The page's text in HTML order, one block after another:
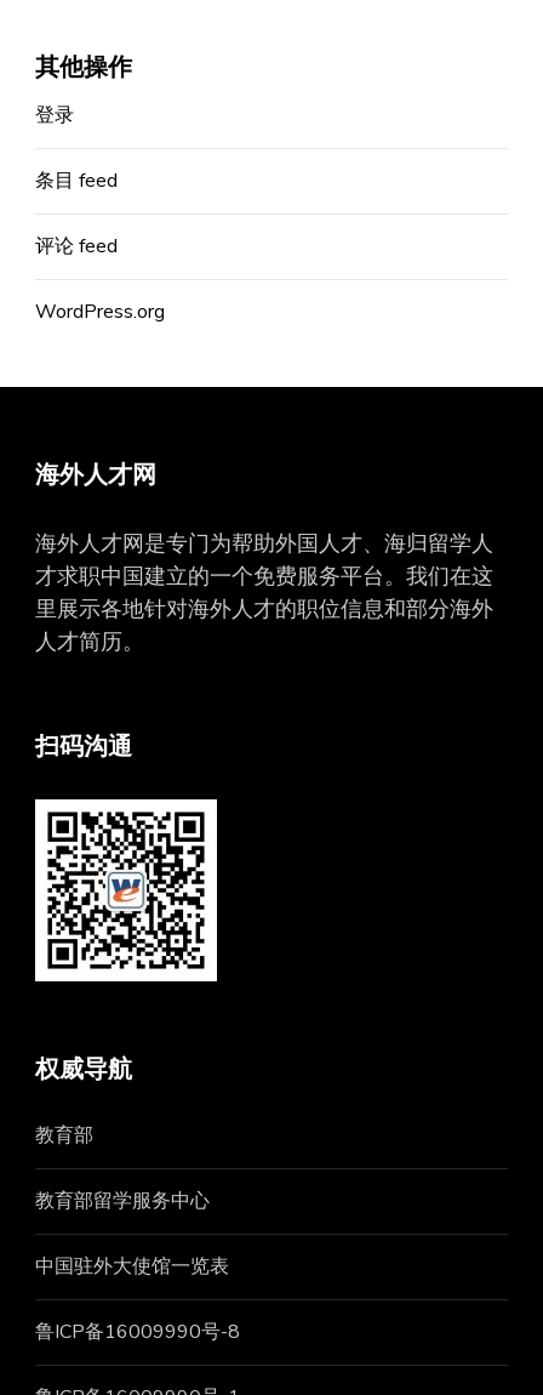
其他操作
登录
条目 feed
评论 feed
WordPress.org
海外人才网
海外人才网是专门为帮助外国人才、海归留学人
才求职中国建立的一个免费服务平台。我们在这
里展示各地针对海外人才的职位信息和部分海外
人才简历。
扫码沟通
权威导航
教育部
教育部留学服务中心
中国驻外大使馆一览表
鲁ICP备16009990号-8